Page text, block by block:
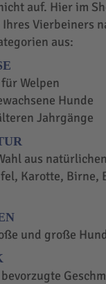
auf. Hier im
Vierbeiners
aus:
Welpen
Hunde
Jahrgänge
aus
Karotte, Birne,
und große